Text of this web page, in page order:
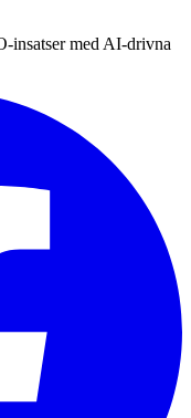
insatser med AI-drivna